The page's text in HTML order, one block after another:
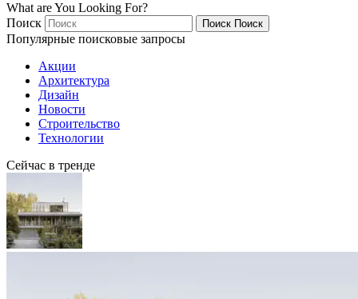
What are You Looking For?
Поиск
Поиск Поиск
Популярные поисковые запросы
Акции
Архитектура
Дизайн
Новости
Строительство
Технологии
Сейчас в тренде